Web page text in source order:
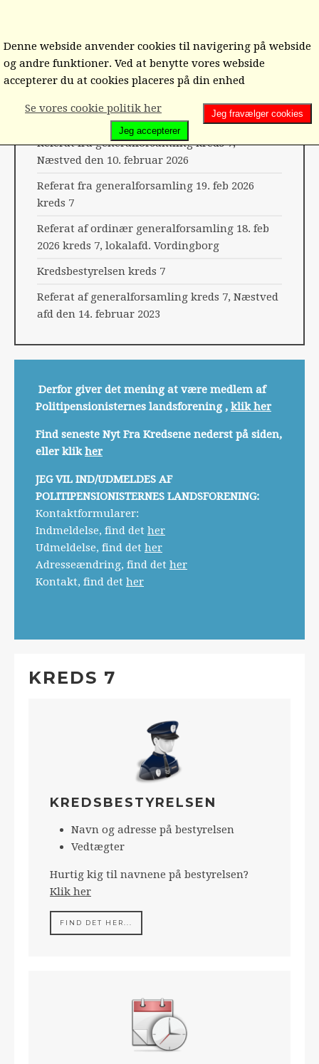
Hjem Kreds 7-12 Kreds 7
SENESTE FRA KREDS 7
Referat fra generalforsamling kreds 7,
Næstved den 10. februar 2026
Referat fra generalforsamling 19. feb 2026
kreds 7
Referat af ordinær generalforsamling 18. feb
2026 kreds 7, lokalafd. Vordingborg
Kredsbestyrelsen kreds 7
Referat af generalforsamling kreds 7, Næstved
afd den 14. februar 2023
Derfor giver det mening at være medlem af
Politipensionisternes landsforening , klik her
Find seneste Nyt Fra Kredsene nederst på siden,
eller klikher
JEG VIL IND/UDMELDES AF
POLITIPENSIONISTERNES LANDSFORENING:
Kontaktformularer:
Indmeldelse, find det her
Udmeldelse, find det her
Adresseændring, find det her
Kontakt, find det her
KREDS 7
KREDSBESTYRELSEN
Navn og adresse på bestyrelsen
Vedtægter
Hurtig kig til navnene på bestyrelsen?
Klik her
FIND DET HER...
Denne webside anvender cookies til navigering på webside
og andre funktioner. Ved at benytte vores webside
accepterer du at cookies placeres på din enhed
Se vores cookie politik her
Jeg fravælger cookies
Jeg accepterer